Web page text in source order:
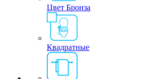
Цвет Бронза
Квадратные